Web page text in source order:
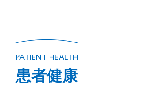
PATIENT HEALTH
患者健康